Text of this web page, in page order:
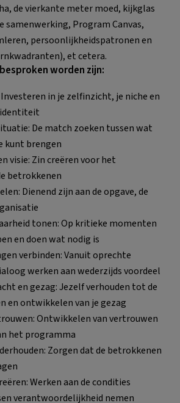
de vierkante meter moed, kijkglas
samenwerking, Program Canvas,
persoonlijkheidspatronen en
et cetera.
worden zijn:
in je zelfinzicht, je niche en
De match zoeken tussen wat
kunt brengen
visie: Zin creëren voor het
betrokkenen
Dienend zijn aan de opgave, de
tonen: Op kritieke momenten
en doen wat nodig is
verbinden: Vanuit oprechte
werken aan wederzijds voordeel
en gezag: Jezelf verhouden tot de
en ontwikkelen van je gezag
Ontwikkelen van vertrouwen
het programma
Zorgen dat de betrokkenen
Werken aan de condities
verantwoordelijkheid nemen